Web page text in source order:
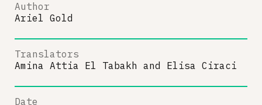
Author
Ariel Gold
Translators
Amina Attia El Tabakh and Elisa Ciraci
Date